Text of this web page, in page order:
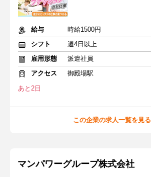
給与
時給1500円
シフト
週4日以上
雇用形態
派遣社員
アクセス
御殿場駅
あと2日
この企業の求人一覧を見る
マンパワーグループ株式会社